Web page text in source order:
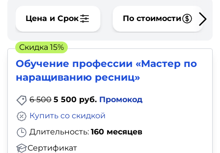
Цена и Срок По стоимости
Обучение профессии «Мастер по
наращиванию ресниц»
6 500 5 500 руб. Промокод
Длительность: 160 месяцев
Сертификат
Купить со скидкой
Скидка 15%
фото,
аудио
Маркетинг
Иностранный
язык
Для
детей